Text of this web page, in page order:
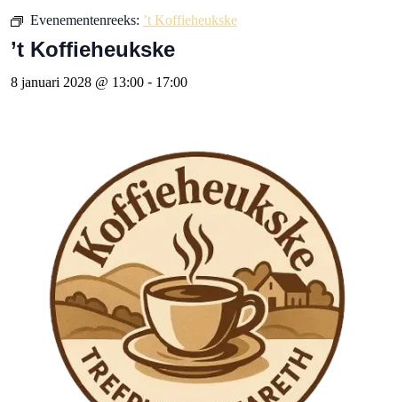
Evenementenreeks: ’t Koffieheukske
’t Koffieheukske
8 januari 2028 @ 13:00 - 17:00